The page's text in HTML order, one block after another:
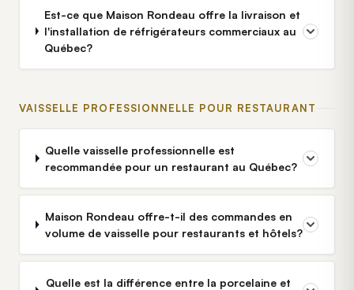
Est-ce que Maison Rondeau offre la livraison et
l'installation de réfrigérateurs commerciaux au
Québec?
VAISSELLE PROFESSIONNELLE POUR RESTAURANT
Quelle vaisselle professionnelle est
recommandée pour un restaurant au Québec?
Maison Rondeau offre-t-il des commandes en
volume de vaisselle pour restaurants et hôtels?
Quelle est la différence entre la porcelaine et